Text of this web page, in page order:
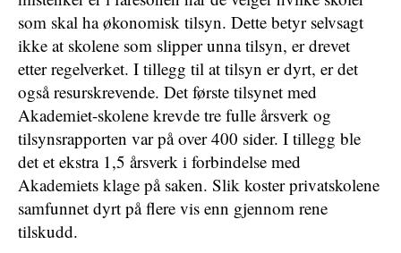
som skal ha økonomisk tilsyn. Dette betyr selvsagt
ikke at skolene som slipper unna tilsyn, er drevet
etter regelverket. I tillegg til at tilsyn er dyrt, er det
også resurskrevende. Det første tilsynet med
Akademiet-skolene krevde tre fulle årsverk og
tilsynsrapporten var på over 400 sider. I tillegg ble
det et ekstra 1,5 årsverk i forbindelse med
Akademiets klage på saken. Slik koster privatskolene
samfunnet dyrt på flere vis enn gjennom rene
tilskudd.